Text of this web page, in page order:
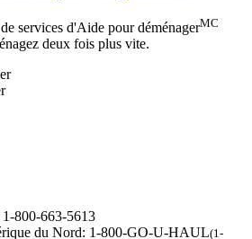
services d'Aide pour déménagerMC
deux fois plus vite.
1-800-663-5613
du Nord: 1-800-GO-U-HAUL(1-